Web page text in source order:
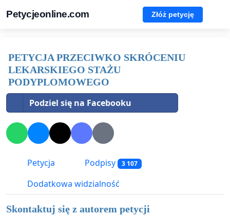
Petycjeonline.com Złóż petycję
PETYCJA PRZECIWKO SKRÓCENIU
LEKARSKIEGO STAŻU
PODYPLOMOWEGO
Podziel się na Facebooku
Petycja Podpisy 3 107
Dodatkowa widzialność
Skontaktuj się z autorem petycji